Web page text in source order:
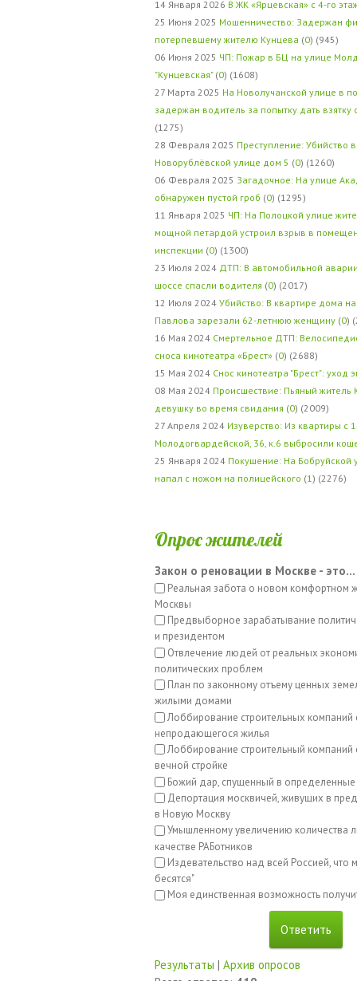
14 Января 2026 В ЖК «Ярцевская» с 4-го
25 Июня 2025 Мошенничество: Задержан
потерпевшему жителю Кунцева (0) (945)
06 Июня 2025 ЧП: Пожар в БЦ на улице
"Кунцевская" (0) (1608)
27 Марта 2025 На Новолучанской улице в
задержан водитель за попытку дать
(1275)
28 Февраля 2025 Преступление: Убийство
Новорублёвской улице дом 5 (0) (1260)
06 Февраля 2025 Загадочное: На улице
обнаружен пустой гроб (0) (1295)
11 Января 2025 ЧП: На Полоцкой улице
мощной петардой устроил взрыв в
инспекции (0) (1300)
23 Июля 2024 ДТП: В автомобильной
шоссе спасли водителя (0) (2017)
12 Июля 2024 Убийство: В квартире дома
Павлова зарезали 62-летнюю женщину (0)
16 Мая 2024 Смертельное ДТП:
сноса кинотеатра «Брест» (0) (2688)
15 Мая 2024 Снос кинотеатра "Брест": уход
08 Мая 2024 Происшествие: Пьяный житель
девушку во время свидания (0) (2009)
27 Апреля 2024 Изуверство: Из квартиры с
Молодогвардейской, 36, к.6 выбросили
25 Января 2024 Покушение: На Бобруйской
напал с ножом на полицейского (1 ) (2276)
Опрос жителей
Закон о реновации в Москве - это...
Реальная забота о новом комфортном
Москвы
Предвыборное зарабатывание
и президентом
Отвлечение людей от реальных
политических проблем
План по законному отъему ценных
жилыми домами
Лоббирование строительных компаний
непродающегося жилья
Лоббирование строительный компаний
вечной стройке
Божий дар, спущенный в
Депортация москвичей, живущих в
в Новую Москву
Умышленному увеличению количества
качестве РАБотников
Издевательство над всей Россией, что
бесятся"
Моя единственная возможность
Результаты | Архив опросов